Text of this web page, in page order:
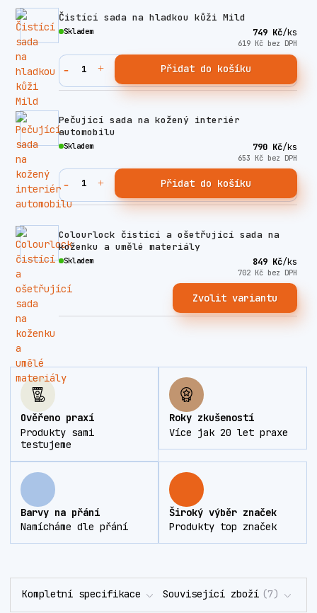
Čistící sada na hladkou kůži Mild
749 Kč/ks
619 Kč bez DPH
Skladem
Přidat do košíku
Pečující sada na kožený interiér
automobilu
790 Kč/ks
653 Kč bez DPH
Skladem
Přidat do košíku
Colourlock čistící a ošetřující sada na
koženku a umělé materiály
849 Kč/ks
702 Kč bez DPH
Skladem
Zvolit variantu
Ověřeno praxí
Produkty sami
testujeme
Roky zkušeností
Více jak 20 let praxe
Barvy na přání
Namícháme dle přání
Široký výběr značek
Produkty top značek
Kompletní specifikace Související zboží 7